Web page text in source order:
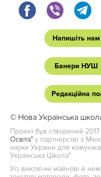
Напишіть нам
Банери НУШ
Редакційна
© Нова Українська
Проект був створений
Освіта" у партнерстві з
науки України для
Українська Школа"
Усі виключні майнові й